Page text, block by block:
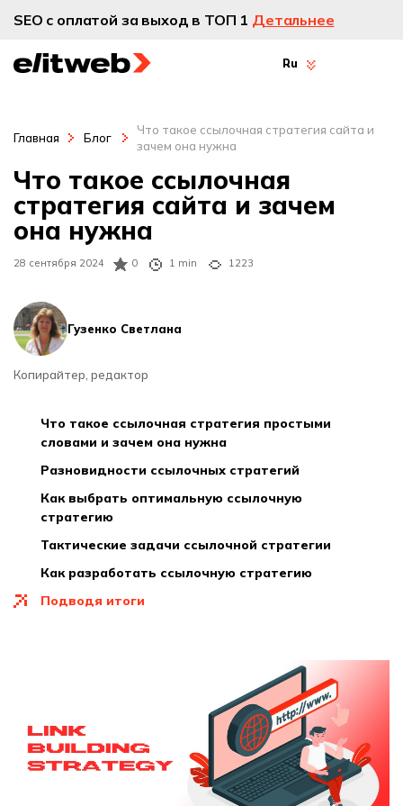
SEO с оплатой за выход в ТОП 1 Детальнее
Ru
Главная Блог
Что такое ссылочная стратегия сайта и
зачем она нужна
28 сентября 2024 0 1 min 1223
Гузенко Светлана
Копирайтер, редактор
Что такое ссылочная
стратегия сайта и зачем
она нужна
что такое ссылочная стратегия простыми
словами и зачем она нужна
разновидности ссылочных стратегий
как выбрать оптимальную ссылочную
стратегию
тактические задачи ссылочной стратегии
как разработать ссылочную стратегию
подводя итоги